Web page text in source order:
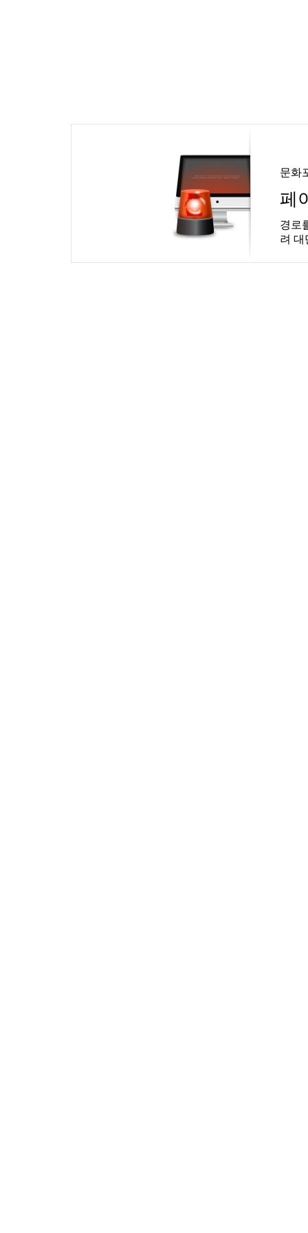
문화
페
경로
려 대